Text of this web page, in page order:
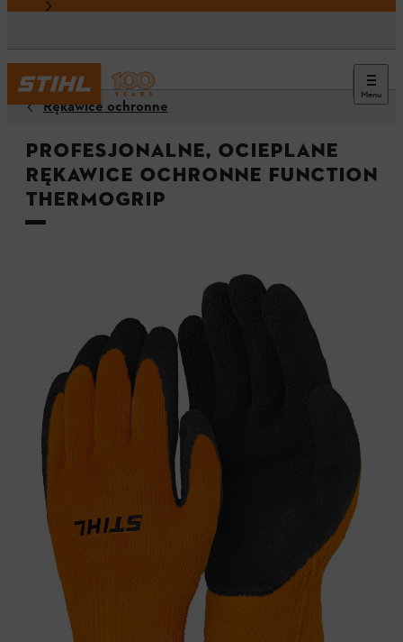
Menu
Rękawice ochronne
Profesjonalne, ocieplane
rękawice ochronne FUNCTION
ThermoGrip